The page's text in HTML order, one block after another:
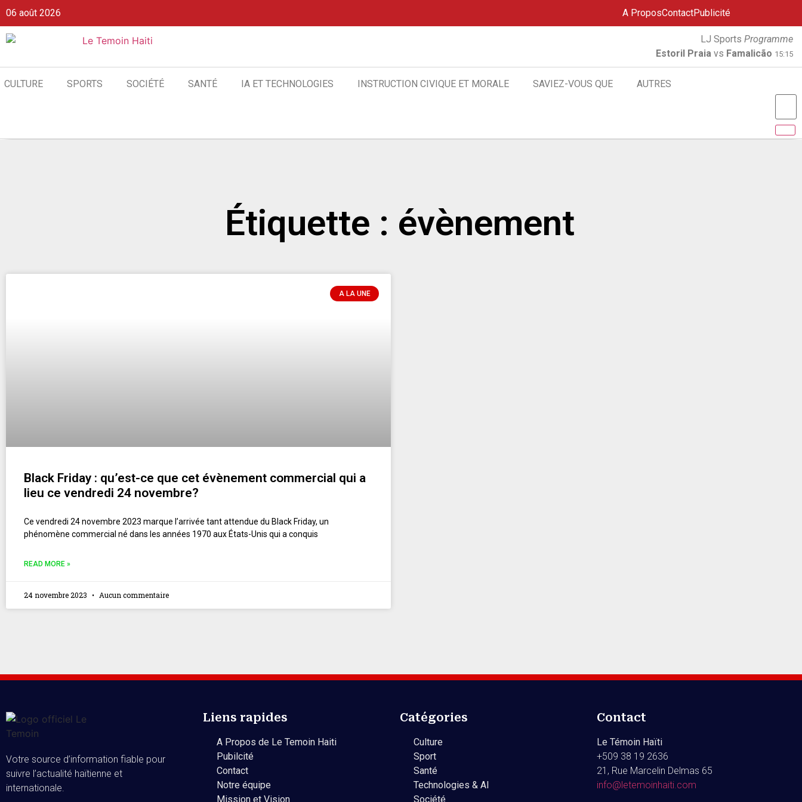
06 août 2026 A ProposContactPublicité
LJ Sports Programme
Estoril Praia vs Famalicão 15:15
CULTURE SPORTS SOCIÉTÉ SANTÉ IA ET TECHNOLOGIES INSTRUCTION CIVIQUE ET MORALE SAVIEZ-VOUS QUE AUTRES
Étiquette : évènement
A LA UNE
Black Friday : qu’est-ce que cet évènement commercial qui a
lieu ce vendredi 24 novembre?
Ce vendredi 24 novembre 2023 marque l’arrivée tant attendue du Black Friday, un
phénomène commercial né dans les années 1970 aux États-Unis qui a conquis
READ MORE »
24 novembre 2023 Aucun commentaire
Votre source d’information fiable pour
suivre l’actualité haïtienne et
internationale.
Liens rapides
A Propos de Le Temoin Haiti
Pubilcité
Contact
Notre équipe
Mission et Vision
Catégories
Culture
Sport
Santé
Technologies & AI
Société
Contact
Le Témoin Haïti
+509 38 19 2636
21, Rue Marcelin Delmas 65
info@letemoinhaiti.com